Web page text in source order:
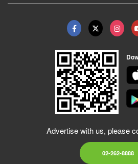
Advertise with us, please
02-262-8888